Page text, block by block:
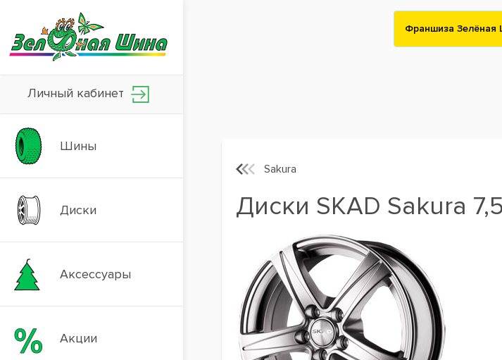
Личный кабинет
Шины
Диски
Аксессуары
Акции
Франшиза Зелёная
Sakura
Диски SKAD Sakura